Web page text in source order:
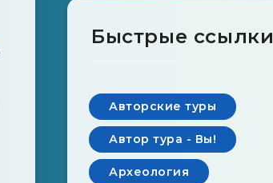
Быстрые ссылки
Авторские туры
Автор тура - Вы!
Археология